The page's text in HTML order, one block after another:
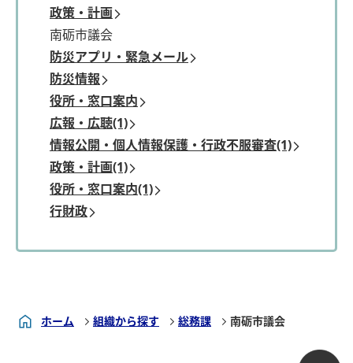
政策・計画
南砺市議会
防災アプリ・緊急メール
防災情報
役所・窓口案内
広報・広聴(1)
情報公開・個人情報保護・行政不服審査(1)
政策・計画(1)
役所・窓口案内(1)
行財政
ホーム 組織から探す 総務課 南砺市議会